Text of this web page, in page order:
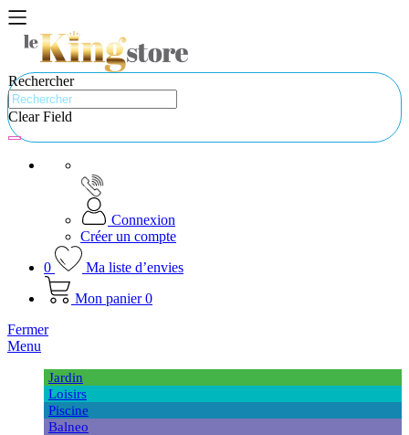
Rechercher
Clear Field
Connexion
Créer un compte
0
Ma liste d’envies
Mon panier 0
Fermer
Menu
Jardin
Loisirs
Piscine
Balneo